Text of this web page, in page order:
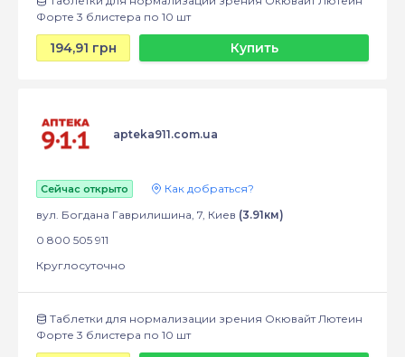
Форте 3 блистера по 10 шт
194,91 грн Купить
apteka911.com.ua
Сейчас открыто
Как добраться?
вул. Богдана Гаврилишина, 7, Киев (3.91км)
0 800 505 911
Круглосуточно
Таблетки для нормализации зрения Окювайт Лютеин
Форте 3 блистера по 10 шт